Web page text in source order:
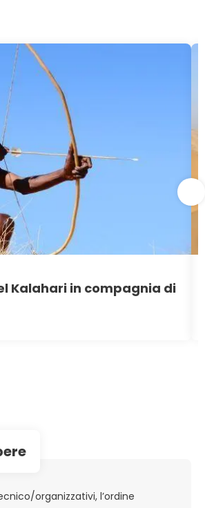
Kalahari in compagnia di
organizzativi, l’ordine